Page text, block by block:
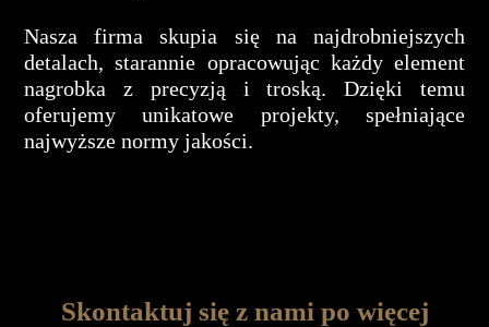
Nasza firma skupia się na najdrobniejszych
detalach, starannie opracowując każdy element
nagrobka z precyzją i troską. Dzięki temu
oferujemy unikatowe projekty, spełniające
najwyższe normy jakości.
Skontaktuj się z nami po więcej